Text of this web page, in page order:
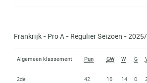
Frankrijk - Pro A - Regulier Seizoen -
Algemeen klassement Pun GW W G
2de 42 16 14 0